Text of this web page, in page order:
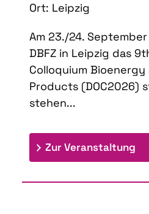
Ort: Leipzig
Am 23./24.
DBFZ in Leipzig das
Colloquium
Products (DOC2026)
stehen...
Zur Veranstaltung